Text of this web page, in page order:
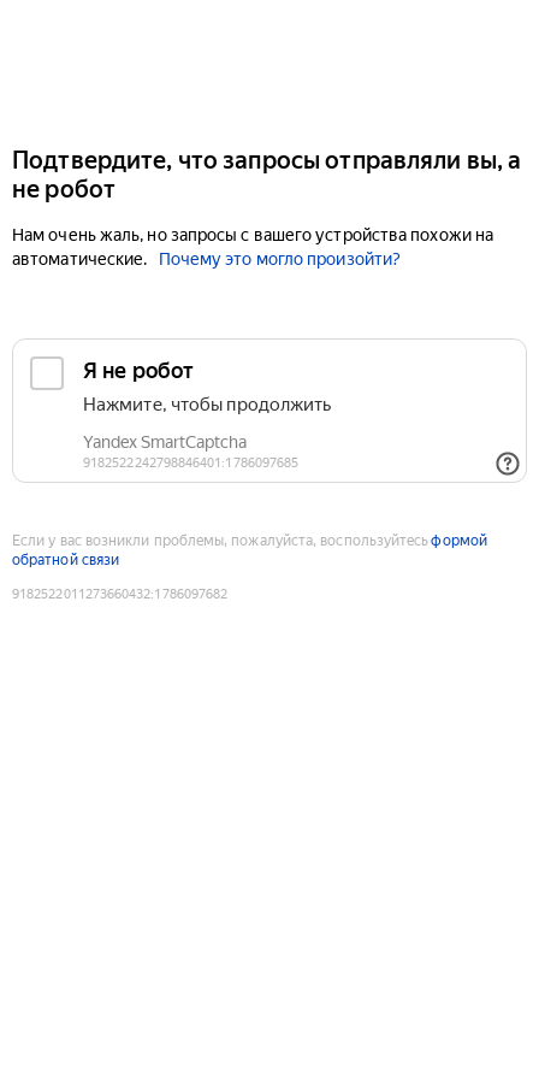
Подтвердите, что запросы отправляли вы, а
не робот
Нам очень жаль, но запросы с вашего устройства похожи на
автоматические.
Почему это могло произойти?
Если у вас возникли проблемы, пожалуйста, воспользуйтесьформой
обратной связи
9182522011273660432:1786097682